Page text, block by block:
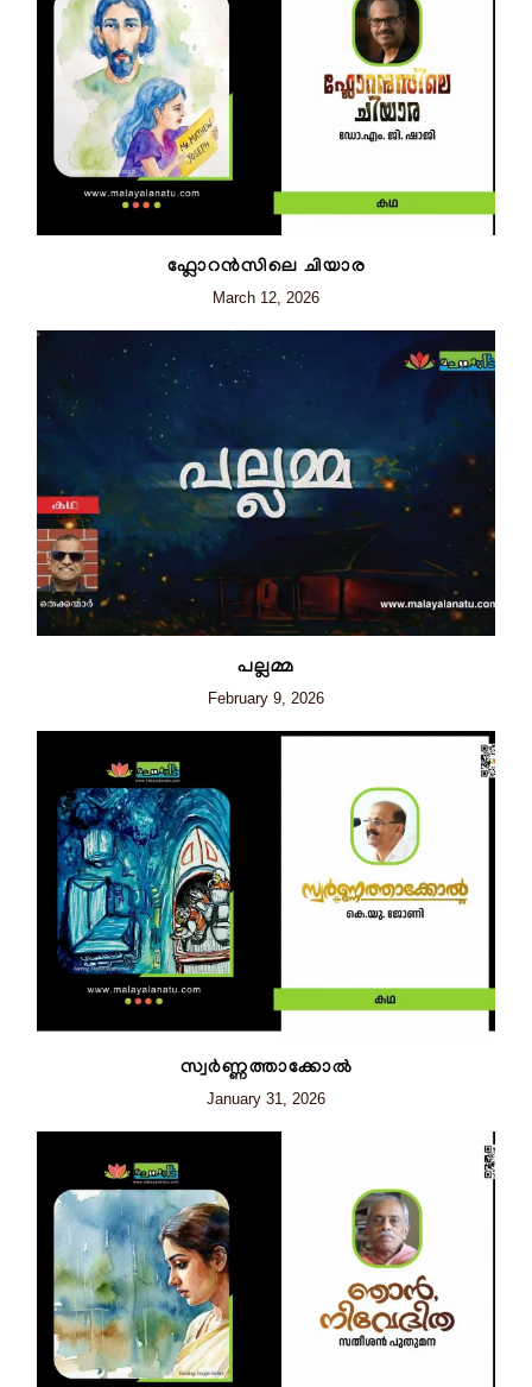
ഫ്ലോറന്‍സിലെ ചിയാര
March 12, 2026
പല്ലമ്മ
February 9, 2026
സ്വർണ്ണത്താക്കോൽ
January 31, 2026